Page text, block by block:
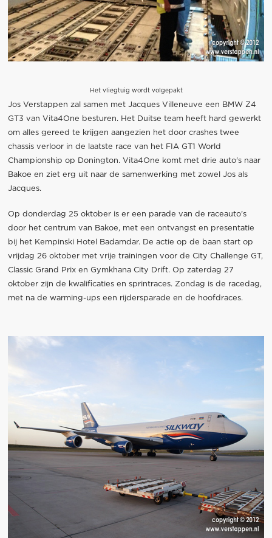
Het vliegtuig wordt volgepakt
Jos Verstappen zal samen met Jacques Villeneuve een BMW Z4
GT3 van Vita4One besturen. Het Duitse team heeft hard gewerkt
om alles gereed te krijgen aangezien het door crashes twee
chassis verloor in de laatste race van het FIA GT1 World
Championship op Donington. Vita4One komt met drie auto's naar
Bakoe en ziet erg uit naar de samenwerking met zowel Jos als
Jacques.
Op donderdag 25 oktober is er een parade van de raceauto's
door het centrum van Bakoe, met een ontvangst en presentatie
bij het Kempinski Hotel Badamdar. De actie op de baan start op
vrijdag 26 oktober met vrije trainingen voor de City Challenge GT,
Classic Grand Prix en Gymkhana City Drift. Op zaterdag 27
oktober zijn de kwalificaties en sprintraces. Zondag is de racedag,
met na de warming-ups een rijdersparade en de hoofdraces.